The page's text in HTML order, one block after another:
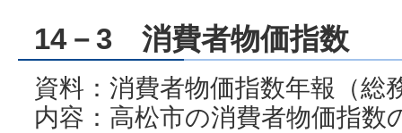
14－3 消費者物価指数
資料：消費者物価指数年報（総
内容：高松市の消費者物価指数